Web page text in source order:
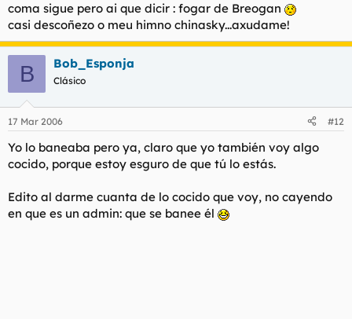
coma sigue pero ai que dicir : fogar de Breogan
casi descoñezo o meu himno chinasky...axudame!
B Bob_Esponja
Clásico
17 Mar 2006 #12
Yo lo baneaba pero ya, claro que yo también voy algo
cocido, porque estoy esguro de que tú lo estás.
Edito al darme cuanta de lo cocido que voy, no cayendo
en que es un admin: que se banee él